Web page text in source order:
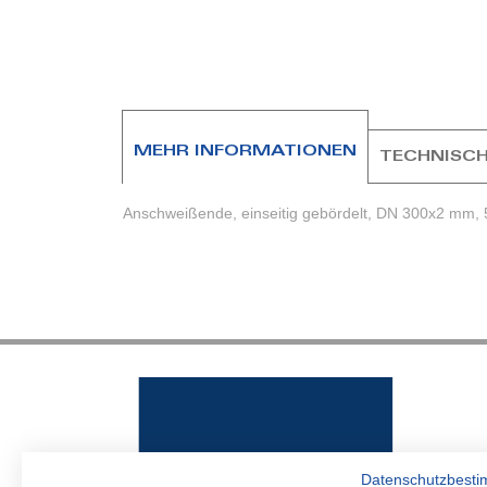
MEHR INFORMATIONEN
Anschweißende, einseitig gebördelt, DN 300x2